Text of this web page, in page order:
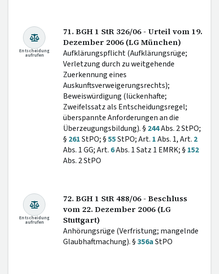
Entscheidung
aufrufen
71. BGH 1 StR 326/06 - Urteil vom 19.
Dezember 2006 (LG München)
Aufklärungspflicht (Aufklärungsrüge;
Verletzung durch zu weitgehende
Zuerkennung eines
Auskunftsverweigerungsrechts);
Beweiswürdigung (lückenhafte;
Zweifelssatz als Entscheidungsregel;
überspannte Anforderungen an die
Überzeugungsbildung). § 244Abs. 2 StPO;
§ 261StPO; §55StPO; Art. 1Abs. 1, Art. 2
Abs. 1 GG; Art. 6Abs. 1 Satz 1 EMRK; § 152
Abs. 2 StPO
Entscheidung
aufrufen
72. BGH 1 StR 488/06 - Beschluss
vom 22. Dezember 2006 (LG
Stuttgart)
Anhörungsrüge (Verfristung; mangelnde
Glaubhaftmachung). §356aStPO